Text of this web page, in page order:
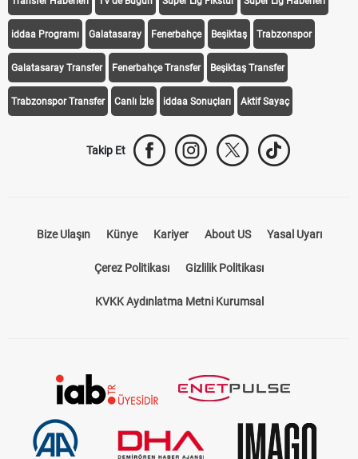
iddaa Programı Galatasaray Fenerbahçe Beşiktaş Trabzonspor
Galatasaray Transfer Fenerbahçe Transfer Beşiktaş Transfer
Trabzonspor Transfer Canlı İzle iddaa Sonuçları Aktif Sayaç
Takip Et
Bize Ulaşın Künye Kariyer About US Yasal Uyarı
Çerez Politikası Gizlilik Politikası
KVKK Aydınlatma Metni Kurumsal